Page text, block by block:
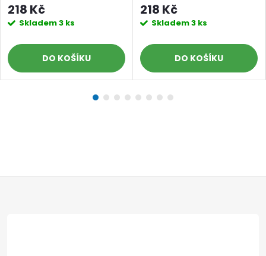
218 Kč
Skladem3 ks
DO KOŠÍKU
218 Kč
Skladem3 ks
DO KOŠÍKU
Doprava a platby Prodejna Blog a návody
Poslat